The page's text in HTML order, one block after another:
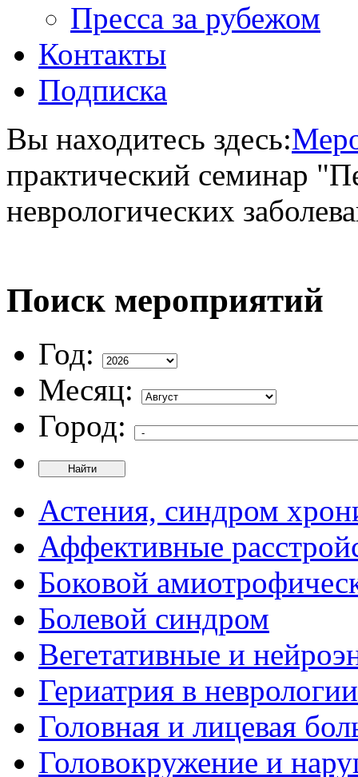
Пресса за рубежом
Контакты
Подписка
Вы находитесь здесь:
практический семинар
неврологических
Поиск мероприятий
Год:
Месяц:
Город:
Найти
Астения, синдром
Аффективные
Боковой
Болевой синдром
Вегетативные и
Гериатрия в неврологии
Головная и лицевая
Головокружение и